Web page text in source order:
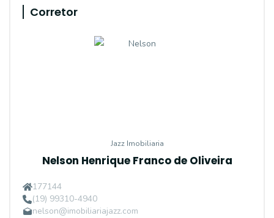
Corretor
Jazz Imobiliaria
Nelson Henrique Franco de Oliveira
177144
(19) 99310-4940
nelson@imobiliariajazz.com